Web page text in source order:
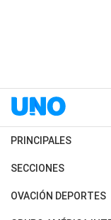
PRINCIPALES
Últimas Noticias
Política
SECCIONES
Horóscopo
OVACIÓN DEPORTES